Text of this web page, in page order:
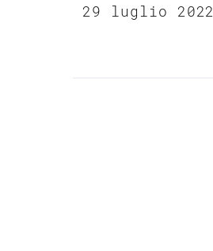
29 luglio 2022